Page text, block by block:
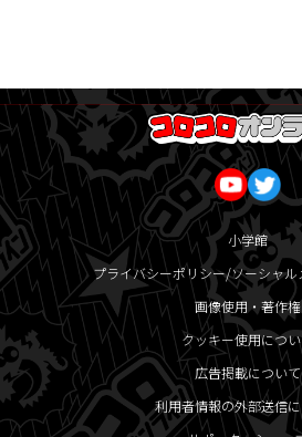
小学館
プライバシーポリシー/ソーシャル
画像使用・著作権
クッキー使用につ
広告掲載について
利用者情報の外部送信